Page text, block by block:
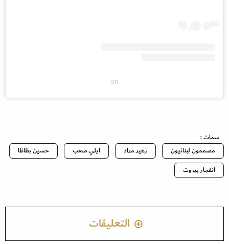
on
سمات :
مصممون لبنانيون
زهير مراد ايلي صعب
حسين بظاظا
انفجار بيروت
التعليقات